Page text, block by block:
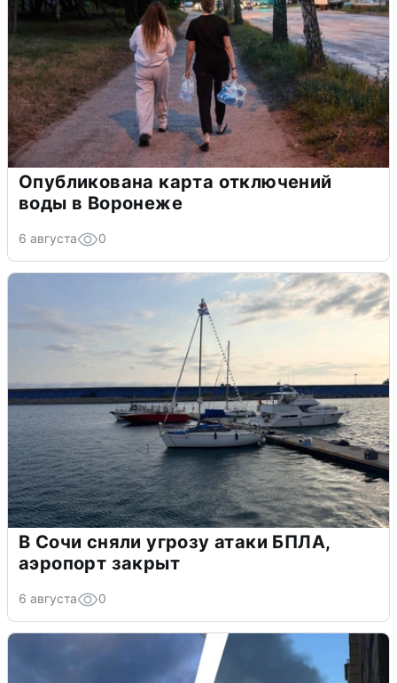
Опубликована карта отключений
воды в Воронеже
6 августа 0
В Сочи сняли угрозу атаки БПЛА,
аэропорт закрыт
6 августа 0